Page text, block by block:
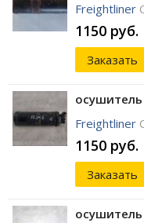
Freightliner
1150 руб.
Заказать
Freightliner
1150 руб.
Заказать